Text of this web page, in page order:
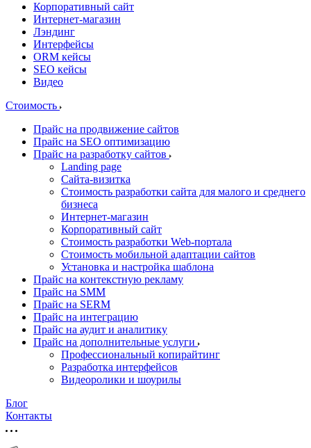
Корпоративный сайт
Интернет-магазин
Лэндинг
Интерфейсы
ORM кейсы
SEO кейсы
Видео
Стоимость
Прайс на продвижение сайтов
Прайс на SEO оптимизацию
Прайс на разработку сайтов
Landing page
Cайта-визитка
Стоимость разработки сайта для малого и среднего
бизнеса
Интернет-магазин
Корпоративный сайт
Стоимость разработки Web-портала
Стоимость мобильной адаптации сайтов
Установка и настройка шаблона
Прайс на контекстную рекламу
Прайс на SMM
Прайс на SERM
Прайс на интеграцию
Прайс на аудит и аналитику
Прайс на дополнительные услуги
Профессиональный копирайтинг
Разработка интерфейсов
Видеоролики и шоурилы
Блог
Контакты